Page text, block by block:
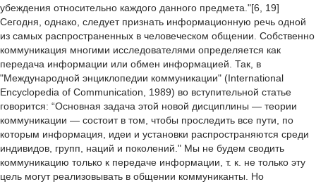
убеждения относительно каждого данного предмета."[6, 19]
Сегодня, однако, следует признать информационную речь одной
из самых распространенных в человеческом общении. Собственно
коммуникация многими исследователями определяется как
передача информации или обмен информацией. Так, в
"Международной энциклопедии коммуникации" (International
Encyclopedia of Communication, 1989) во вступительной статье
говорится: “Основная задача этой новой дисциплины — теории
коммуникации — состоит в том, чтобы проследить все пути, по
которым информация, идеи и установки распространяются среди
индивидов, групп, наций и поколений." Мы не будем сводить
коммуникацию только к передаче информации, т. к. не только эту
цель могут реализовывать в общении коммуниканты. Но